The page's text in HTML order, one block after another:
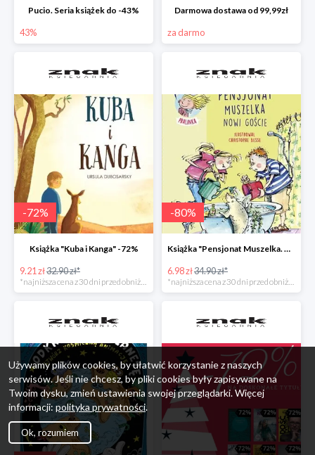
Pucio. Seria książek do -43%
43%
Darmowa dostawa od 99,99zł
za darmo
-72%
Książka "Kuba i Kanga" -72%
9.21 zł32.90 zł*
*najniższa cena z 30 dni przed obniżką
-80%
Książka "Pensjonat Muszelka. Nowi goście" taniej o 80%
6.98 zł34.90 zł*
*najniższa cena z 30 dni przed obniżką
Używamy plików cookies, by ułatwić korzystanie z naszych
serwisów. Jeśli nie chcesz, by pliki cookies były zapisywane na
Twoim dysku, zmień ustawienia swojej przeglądarki. Więcej
informacji: polityka prywatności.
Ok, rozumiem